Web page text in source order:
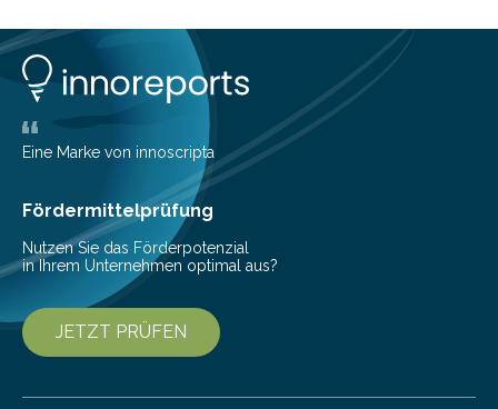
Universität Hamburg konnte nun in einer im Journal of
the Audio Engineering Society veröffentlichten Studie
belegen, dass es eindeutig die Produzenten sind. Um
die…
Eine Marke von innoscripta
Fördermittelprüfung
Nutzen Sie das Förderpotenzial
in Ihrem Unternehmen optimal aus?
JETZT PRÜFEN